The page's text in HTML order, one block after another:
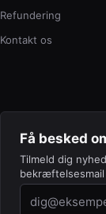
Refundering
Kontakt os
Få besked
Tilmeld dig